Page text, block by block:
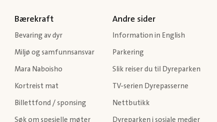
Bærekraft
Bevaring av dyr
Miljø og samfunnsansvar
Mara Naboisho
Kortreist mat
Billettfond / sponsing
Søk om spesielle møter
Andre sider
Information in English
Parkering
Slik reiser du til Dyreparken
TV-serien Dyrepasserne
Nettbutikk
Dyreparken i sosiale medier